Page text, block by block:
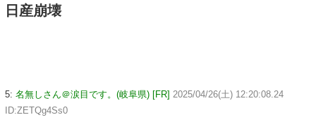
日産崩壊
5: 名無しさん＠涙目です。(岐阜県) [FR] 2025/04/26(土) 12:20:08.24
ID:ZETQg4Ss0